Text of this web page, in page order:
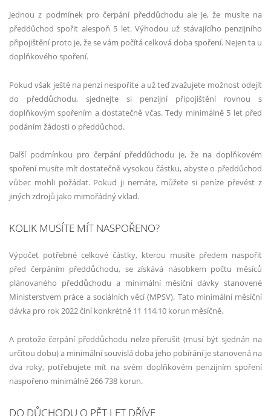
Jednou z podmínek pro čerpání předdůchodu ale je, že musíte na
předdůchod spořit alespoň 5 let. Výhodou už stávajícího penzijního
připojištění proto je, že se vám počítá celková doba spoření. Nejen ta u
doplňkového spoření.
Pokud však ještě na penzi nespoříte a už teď zvažujete možnost odejít
do předdůchodu, sjednejte si penzijní připojištění rovnou s
doplňkovým spořením a dostatečně včas. Tedy minimálně 5 let před
podáním žádosti o předdůchod.
Další podmínkou pro čerpání předdůchodu je, že na doplňkovém
spoření musíte mít dostatečně vysokou částku, abyste o předdůchod
vůbec mohli požádat. Pokud ji nemáte, můžete si peníze převést z
jiných zdrojů jako mimořádný vklad.
KOLIK MUSÍTE MÍT NASPOŘENO?
Výpočet potřebné celkové částky, kterou musíte předem naspořit
před čerpáním předdůchodu, se získává násobkem počtu měsíců
plánovaného předdůchodu a minimální měsíční dávky stanovené
Ministerstvem práce a sociálních věcí (MPSV). Tato minimální měsíční
dávka pro rok 2022 činí konkrétně 11 114,10 korun měsíčně.
A protože čerpání předdůchodu nelze přerušit (musí být sjednán na
určitou dobu) a minimální souvislá doba jeho pobírání je stanovená na
dva roky, potřebujete mít na svém doplňkovém penzijním spoření
naspořeno minimálně 266 738 korun.
DO DŮCHODU O PĚT LET DŘÍVE